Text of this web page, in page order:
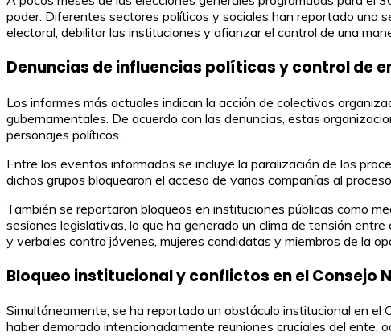
poder. Diferentes sectores políticos y sociales han reportado una
electoral, debilitar las instituciones y afianzar el control de una
Denuncias de influencias políticas y control de
Los informes más actuales indican la acción de colectivos
gubernamentales. De acuerdo con las denuncias, estas
personajes políticos.
Entre los eventos informados se incluye la paralización de los
dichos grupos bloquearon el acceso de varias compañías al
También se reportaron bloqueos en instituciones públicas como
sesiones legislativas, lo que ha generado un clima de tensión
y verbales contra jóvenes, mujeres candidatas y miembros de la
Bloqueo institucional y conflictos en el Consejo
Simultáneamente, se ha reportado un obstáculo institucional en el
haber demorado intencionadamente reuniones cruciales del ente,